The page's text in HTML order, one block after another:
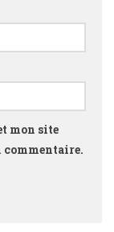
mon site
commentaire.